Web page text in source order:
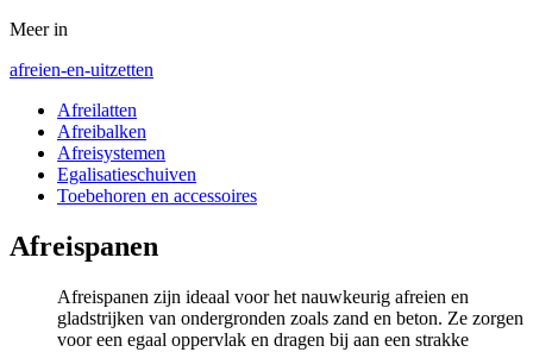
Meer in
afreien-en-uitzetten
Afreilatten
Afreibalken
Afreisystemen
Egalisatieschuiven
Toebehoren en accessoires
Afreispanen
Afreispanen zijn ideaal voor het nauwkeurig afreien en
gladstrijken van ondergronden zoals zand en beton. Ze zorgen
voor een egaal oppervlak en dragen bij aan een strakke